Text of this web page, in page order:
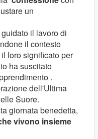
un
il lavoro di
il contesto
loro significato per
ha suscitato
.
dell'Ultima
Suore.
giornata benedetta,
vivono insieme